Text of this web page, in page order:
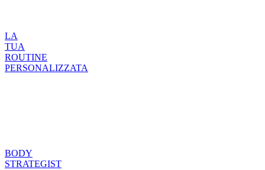
LA
TUA
ROUTINE
PERSONALIZZATA
BODY
STRATEGIST